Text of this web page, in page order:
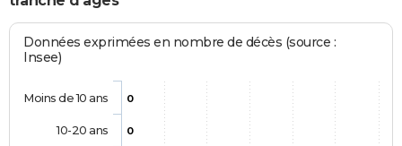
Données exprimées en nombre de décès (source :
Insee)
0
0
Moins de 10 ans
10-20 ans